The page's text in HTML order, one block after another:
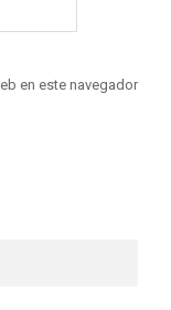
en este navegador